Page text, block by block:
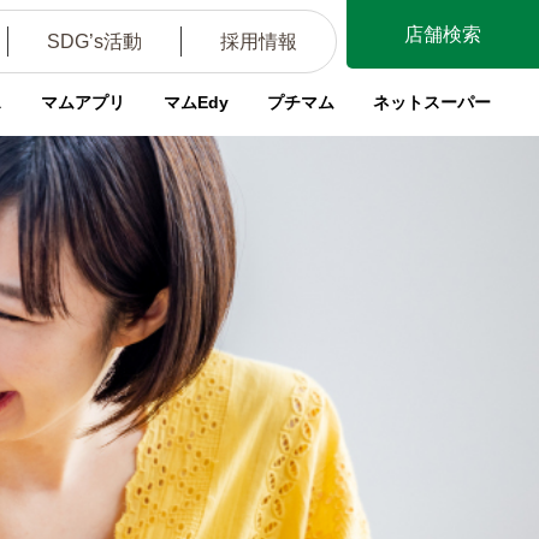
SDG’s活動 採用情報 店舗検索
マムアプリ マムEdy プチマム ネットスーパー